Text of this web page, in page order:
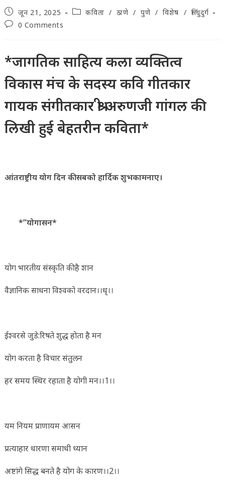
Post
published:
जून 21, 2025
Postकविता / ठाणे / पुणे / विशेष / सिंधुदुर्ग
Post0 Comments
*जागतिक साहित्य कला व्यक्तित्व
विकास मंच के सदस्य कवि गीतकार
गायक संगीतकार श्री अरुणजी गांगल की
लिखी हुई बेहतरीन कविता*
आंतराष्ट्रीय योग दिन की सबको हार्दिक शुभकामनाए।
*”योगासन*
योग भारतीय संस्कृति की है शान
वैज्ञानिक साधना विश्वको वरदान।।धृ।।
ईश्वरसे जुडे:रिषते शुद्ध होता है मन
योग करता है विचार संतुलन
हर समय स्थिर रहाता है योगी मन।।1।।
यम नियम प्राणायम आसन
प्रत्याहार धारणा समाधी ध्यान
अष्टांगे सिद्ध बनते है योग के कारण।।2।।